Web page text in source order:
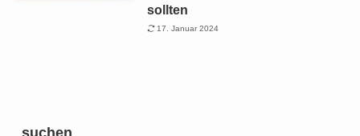
sollten
17. Januar 2024